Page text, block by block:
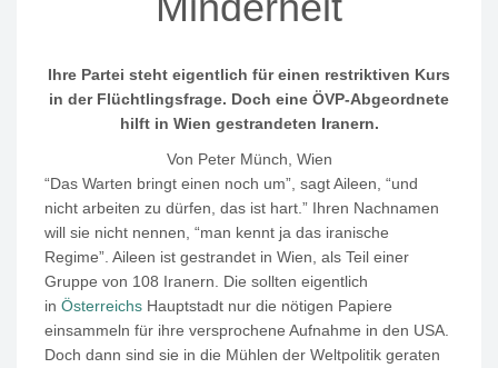
Ihre Partei steht eigentlich für einen restriktiven Kurs
in der Flüchtlingsfrage. Doch eine ÖVP-Abgeordnete
hilft in Wien gestrandeten Iranern.
Von Peter Münch , Wien
“Das Warten bringt einen noch um”, sagt Aileen, “und
nicht arbeiten zu dürfen, das ist hart.” Ihren Nachnamen
will sie nicht nennen, “man kennt ja das iranische
Regime”. Aileen ist gestrandet in Wien, als Teil einer
Gruppe von 108 Iranern. Die sollten eigentlich
in Österreichs Hauptstadt nur die nötigen Papiere
einsammeln für ihre versprochene Aufnahme in den USA.
Doch dann sind sie in die Mühlen der Weltpolitik geraten